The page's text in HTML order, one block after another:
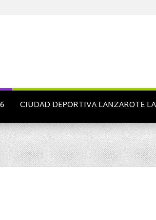
CIUDAD DEPORTIVA LANZAROTE